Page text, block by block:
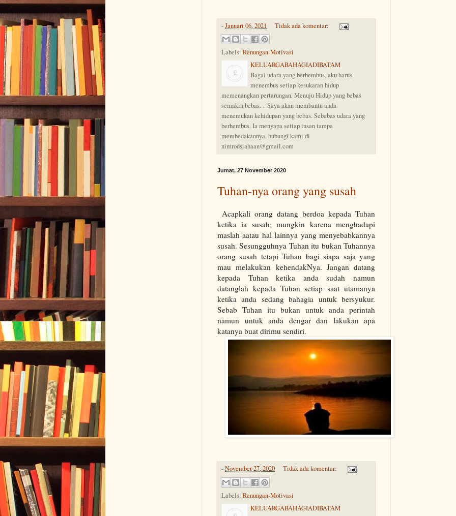
-Januari 06, 2021 Tidak ada komentar:
Labels: Renungan-Motivasi
KELUARGABAHAGIADIBATAM
Bagai udara yang berhembus, aku harus
menembus setiap kesukaran hidup
memenangkan pertarungan. Menuju Hidup yang bebas
semakin bebas. .. Saya akan membantu anda
menemukan kehidupan yang bebas. Sebebas udara yang
berhembus. Ia menyapa setiap insan tampa
membedakannya. hubungi kami di
nimrodsiahaan@gmail.com
Jumat, 27 November 2020
Tuhan-nya orang yang susah
Acapkali orang datang berdoa kepada Tuhan
ketika ia susah;mungkin karena menghadapi
maslah aatau hal lainnya yang menyebabkannya
susah. Sesungguhnya Tuhan itu bukan Tuhannya
orang susah tetapi Tuhan bagi siapa saja yang
mau melakukan kehendakNya. Jangan datang
kepada Tuhan ketika anda sudah namun
datanglah kepada Tuhan setiap saat utamanya
ketika anda sedang bahagia untuk bersyukur.
Sebab Tuhan itu bukan untuk anda perintah
namun untuk anda dengar dan lakukan apa
katanya buat dirimu sendiri.
-November 27, 2020 Tidak ada komentar:
Labels: Renungan-Motivasi
KELUARGABAHAGIADIBATAM